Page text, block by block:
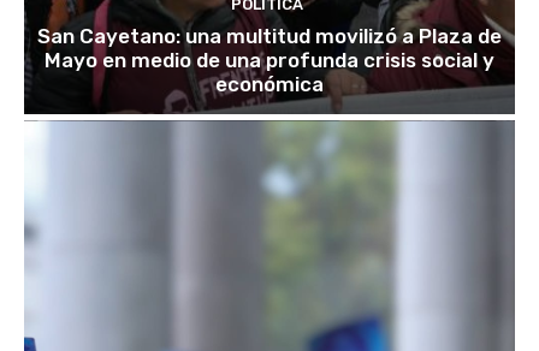
POLITICA
San Cayetano: una multitud movilizó a Plaza de
Mayo en medio de una profunda crisis social y
económica